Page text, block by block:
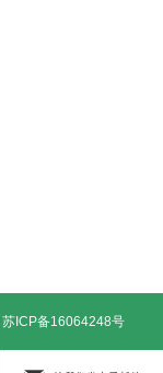
苏ICP备16064248号